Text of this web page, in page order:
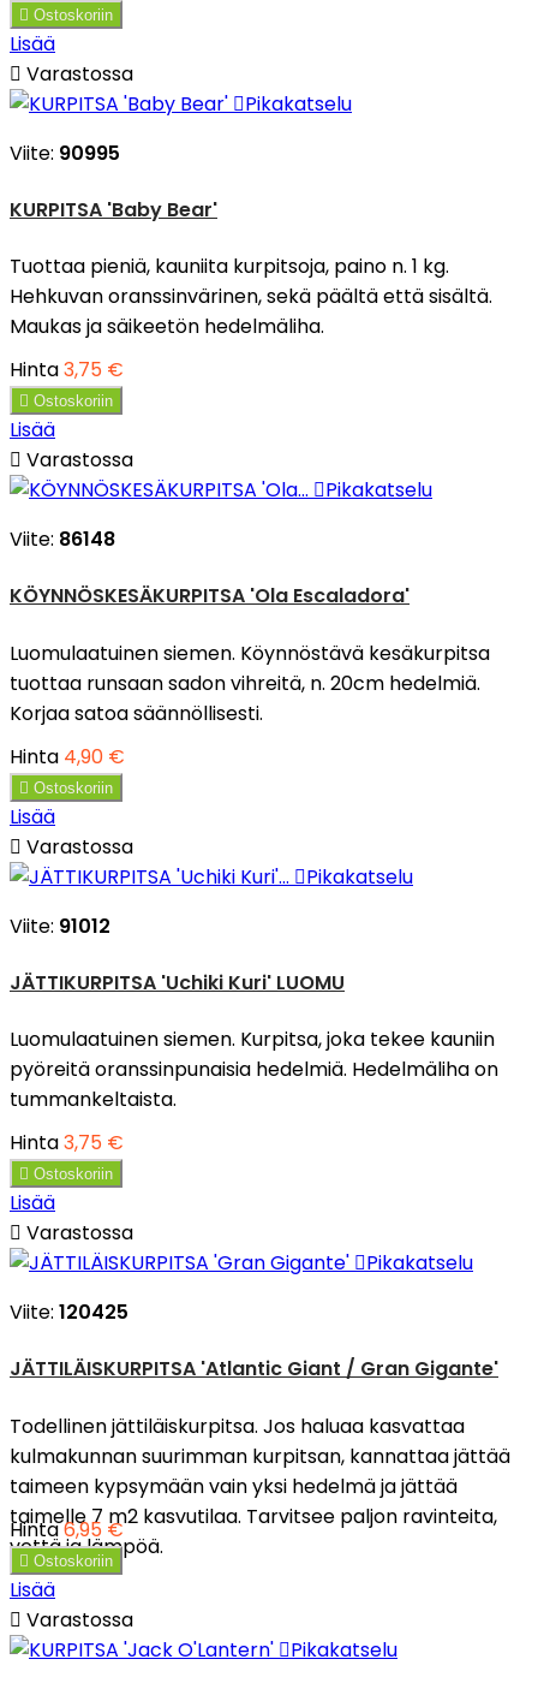
 Ostoskoriin
Lisää
 Varastossa
Pikakatselu
Viite: 90995
KURPITSA 'Baby Bear'
Tuottaa pieniä, kauniita kurpitsoja, paino n. 1 kg.
Hehkuvan oranssinvärinen, sekä päältä että sisältä.
Maukas ja säikeetön hedelmäliha.
Hinta3,75 €
 Ostoskoriin
Lisää
 Varastossa
Pikakatselu
Viite: 86148
KÖYNNÖSKESÄKURPITSA 'Ola Escaladora'
Luomulaatuinen siemen. Köynnöstävä kesäkurpitsa
tuottaa runsaan sadon vihreitä, n. 20cm hedelmiä.
Korjaa satoa säännöllisesti.
Hinta 4,90 €
 Ostoskoriin
Lisää
 Varastossa
Pikakatselu
Viite: 91012
JÄTTIKURPITSA 'Uchiki Kuri' LUOMU
Luomulaatuinen siemen. Kurpitsa, joka tekee kauniin
pyöreitä oranssinpunaisia hedelmiä. Hedelmäliha on
tummankeltaista.
Hinta3,75 €
 Ostoskoriin
Lisää
 Varastossa
Pikakatselu
Viite: 120425
JÄTTILÄISKURPITSA 'Atlantic Giant / Gran Gigante'
Todellinen jättiläiskurpitsa. Jos haluaa kasvattaa
kulmakunnan suurimman kurpitsan, kannattaa jättää
taimeen kypsymään vain yksi hedelmä ja jättää
taimelle 7 m2 kasvutilaa. Tarvitsee paljon ravinteita,
vettä ja lämpöä.
Hinta6,95 €
 Ostoskoriin
Lisää
 Varastossa
Pikakatselu